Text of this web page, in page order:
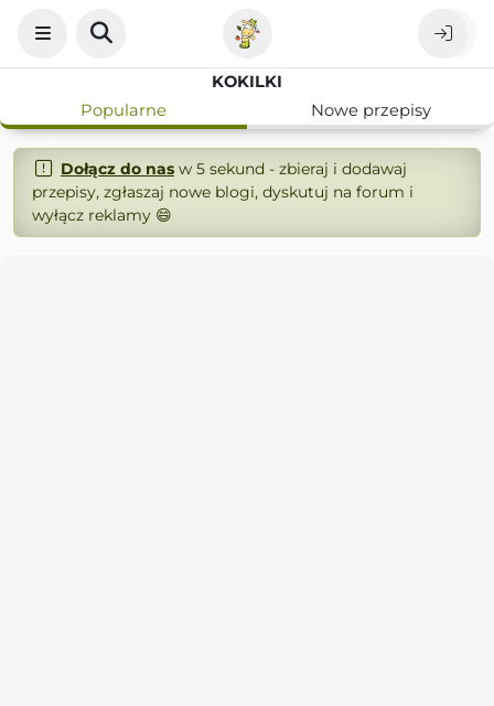
KOKILKI
Popularne
Nowe przepisy
Dołącz do nasw 5 sekund - zbieraj i dodawaj
przepisy, zgłaszaj nowe blogi, dyskutuj na forum i
wyłącz reklamy 😄